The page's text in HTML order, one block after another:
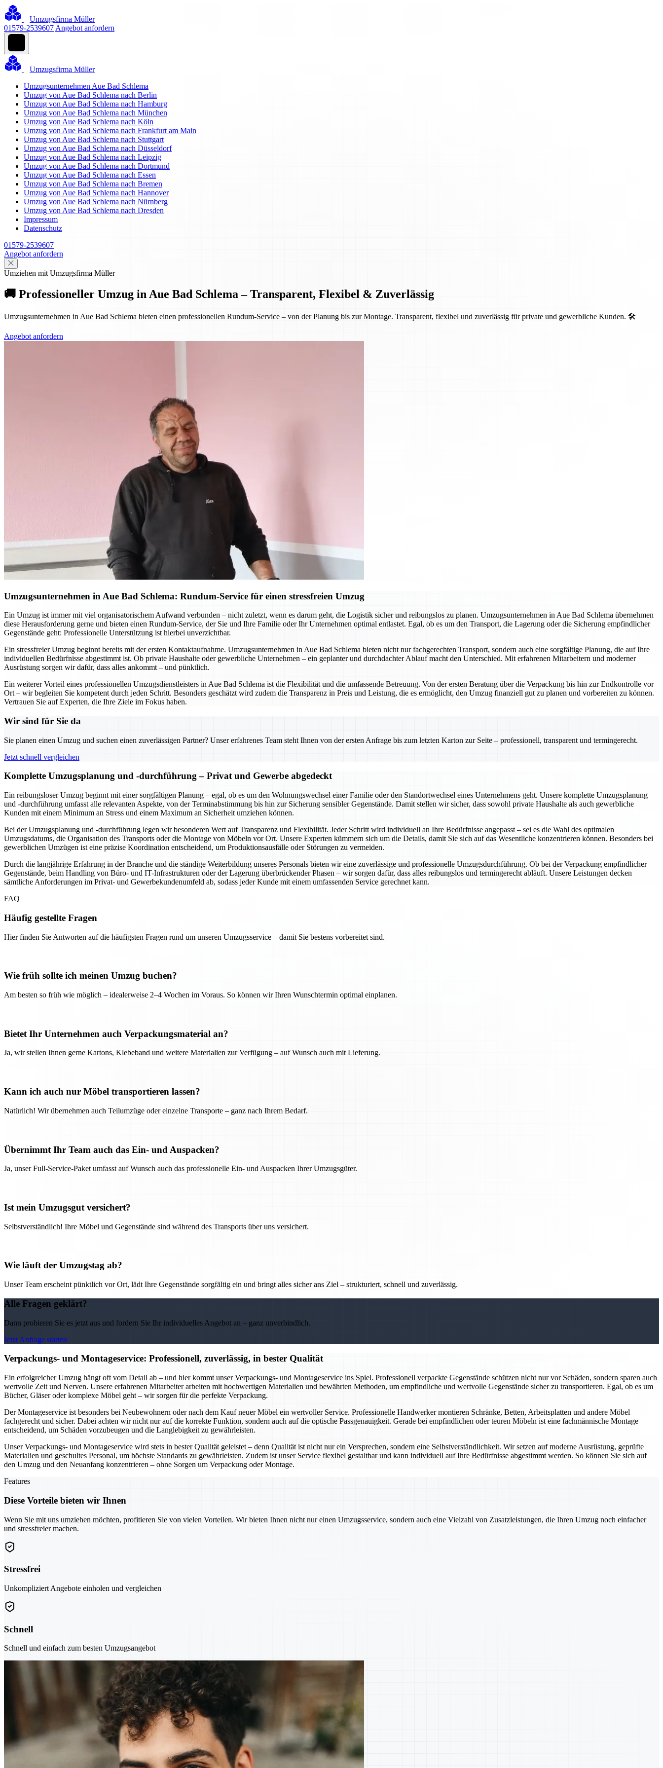
Umzugsfirma Müller
01579-2539607 Angebot anfordern
Umzugsfirma Müller
Umzugsunternehmen Aue Bad Schlema
Umzug von Aue Bad Schlema nach Berlin
Umzug von Aue Bad Schlema nach Hamburg
Umzug von Aue Bad Schlema nach München
Umzug von Aue Bad Schlema nach Köln
Umzug von Aue Bad Schlema nach Frankfurt am Main
Umzug von Aue Bad Schlema nach Stuttgart
Umzug von Aue Bad Schlema nach Düsseldorf
Umzug von Aue Bad Schlema nach Leipzig
Umzug von Aue Bad Schlema nach Dortmund
Umzug von Aue Bad Schlema nach Essen
Umzug von Aue Bad Schlema nach Bremen
Umzug von Aue Bad Schlema nach Hannover
Umzug von Aue Bad Schlema nach Nürnberg
Umzug von Aue Bad Schlema nach Dresden
Impressum
Datenschutz
01579-2539607
Angebot anfordern
Umziehen mit Umzugsfirma Müller
🚚 Professioneller Umzug in Aue Bad Schlema – Transparent, Flexibel & Zuverlässig
Umzugsunternehmen in Aue Bad Schlema bieten einen professionellen Rundum-Service – von der Planung bis zur Montage. Transparent, flexibel und zuverlässig für private und gewerbliche Kunden. 🛠️
Angebot anfordern
Umzugsunternehmen in Aue Bad Schlema: Rundum-Service für einen stressfreien Umzug
Ein Umzug ist immer mit viel organisatorischem Aufwand verbunden – nicht zuletzt, wenn es darum geht, die Logistik sicher und reibungslos zu planen. Umzugsunternehmen in Aue Bad Schlema übernehmen
diese Herausforderung gerne und bieten einen Rundum-Service, der Sie und Ihre Familie oder Ihr Unternehmen optimal entlastet. Egal, ob es um den Transport, die Lagerung oder die Sicherung empfindlicher
Gegenstände geht: Professionelle Unterstützung ist hierbei unverzichtbar.
Ein stressfreier Umzug beginnt bereits mit der ersten Kontaktaufnahme. Umzugsunternehmen in Aue Bad Schlema bieten nicht nur fachgerechten Transport, sondern auch eine sorgfältige Planung, die auf Ihre
individuellen Bedürfnisse abgestimmt ist. Ob private Haushalte oder gewerbliche Unternehmen – ein geplanter und durchdachter Ablauf macht den Unterschied. Mit erfahrenen Mitarbeitern und moderner
Ausrüstung sorgen wir dafür, dass alles ankommt – und pünktlich.
Ein weiterer Vorteil eines professionellen Umzugsdienstleisters in Aue Bad Schlema ist die Flexibilität und die umfassende Betreuung. Von der ersten Beratung über die Verpackung bis hin zur Endkontrolle vor
Ort – wir begleiten Sie kompetent durch jeden Schritt. Besonders geschätzt wird zudem die Transparenz in Preis und Leistung, die es ermöglicht, den Umzug finanziell gut zu planen und vorbereiten zu können.
Vertrauen Sie auf Experten, die Ihre Ziele im Fokus haben.
Wir sind für Sie da
Sie planen einen Umzug und suchen einen zuverlässigen Partner? Unser erfahrenes Team steht Ihnen von der ersten Anfrage bis zum letzten Karton zur Seite – professionell, transparent und termingerecht.
Jetzt schnell vergleichen
Komplette Umzugsplanung und -durchführung – Privat und Gewerbe abgedeckt
Ein reibungsloser Umzug beginnt mit einer sorgfältigen Planung – egal, ob es um den Wohnungswechsel einer Familie oder den Standortwechsel eines Unternehmens geht. Unsere komplette Umzugsplanung
und -durchführung umfasst alle relevanten Aspekte, von der Terminabstimmung bis hin zur Sicherung sensibler Gegenstände. Damit stellen wir sicher, dass sowohl private Haushalte als auch gewerbliche
Kunden mit einem Minimum an Stress und einem Maximum an Sicherheit umziehen können.
Bei der Umzugsplanung und -durchführung legen wir besonderen Wert auf Transparenz und Flexibilität. Jeder Schritt wird individuell an Ihre Bedürfnisse angepasst – sei es die Wahl des optimalen
Umzugsdatums, die Organisation des Transports oder die Montage von Möbeln vor Ort. Unsere Experten kümmern sich um die Details, damit Sie sich auf das Wesentliche konzentrieren können. Besonders bei
gewerblichen Umzügen ist eine präzise Koordination entscheidend, um Produktionsausfälle oder Störungen zu vermeiden.
Durch die langjährige Erfahrung in der Branche und die ständige Weiterbildung unseres Personals bieten wir eine zuverlässige und professionelle Umzugsdurchführung. Ob bei der Verpackung empfindlicher
Gegenstände, beim Handling von Büro- und IT-Infrastrukturen oder der Lagerung überbrückender Phasen – wir sorgen dafür, dass alles reibungslos und termingerecht abläuft. Unsere Leistungen decken
sämtliche Anforderungen im Privat- und Gewerbekundenumfeld ab, sodass jeder Kunde mit einem umfassenden Service gerechnet kann.
FAQ
Häufig gestellte Fragen
Hier finden Sie Antworten auf die häufigsten Fragen rund um unseren Umzugsservice – damit Sie bestens vorbereitet sind.
Wie früh sollte ich meinen Umzug buchen?
Am besten so früh wie möglich – idealerweise 2–4 Wochen im Voraus. So können wir Ihren Wunschtermin optimal einplanen.
Bietet Ihr Unternehmen auch Verpackungsmaterial an?
Ja, wir stellen Ihnen gerne Kartons, Klebeband und weitere Materialien zur Verfügung – auf Wunsch auch mit Lieferung.
Kann ich auch nur Möbel transportieren lassen?
Natürlich! Wir übernehmen auch Teilumzüge oder einzelne Transporte – ganz nach Ihrem Bedarf.
Übernimmt Ihr Team auch das Ein- und Auspacken?
Ja, unser Full-Service-Paket umfasst auf Wunsch auch das professionelle Ein- und Auspacken Ihrer Umzugsgüter.
Ist mein Umzugsgut versichert?
Selbstverständlich! Ihre Möbel und Gegenstände sind während des Transports über uns versichert.
Wie läuft der Umzugstag ab?
Unser Team erscheint pünktlich vor Ort, lädt Ihre Gegenstände sorgfältig ein und bringt alles sicher ans Ziel – strukturiert, schnell und zuverlässig.
Alle Fragen geklärt?
Dann probieren Sie es jetzt aus und fordern Sie Ihr individuelles Angebot an – ganz unverbindlich.
Jetzt Anfrage starten
Verpackungs- und Montageservice: Professionell, zuverlässig, in bester Qualität
Ein erfolgreicher Umzug hängt oft vom Detail ab – und hier kommt unser Verpackungs- und Montageservice ins Spiel. Professionell verpackte Gegenstände schützen nicht nur vor Schäden, sondern sparen auch
wertvolle Zeit und Nerven. Unsere erfahrenen Mitarbeiter arbeiten mit hochwertigen Materialien und bewährten Methoden, um empfindliche und wertvolle Gegenstände sicher zu transportieren. Egal, ob es um
Bücher, Gläser oder komplexe Möbel geht – wir sorgen für die perfekte Verpackung.
Der Montageservice ist besonders bei Neubewohnern oder nach dem Kauf neuer Möbel ein wertvoller Service. Professionelle Handwerker montieren Schränke, Betten, Arbeitsplatten und andere Möbel
fachgerecht und sicher. Dabei achten wir nicht nur auf die korrekte Funktion, sondern auch auf die optische Passgenauigkeit. Gerade bei empfindlichen oder teuren Möbeln ist eine fachmännische Montage
entscheidend, um Schäden vorzubeugen und die Langlebigkeit zu gewährleisten.
Unser Verpackungs- und Montageservice wird stets in bester Qualität geleistet – denn Qualität ist nicht nur ein Versprechen, sondern eine Selbstverständlichkeit. Wir setzen auf moderne Ausrüstung, geprüfte
Materialien und geschultes Personal, um höchste Standards zu gewährleisten. Zudem ist unser Service flexibel gestaltbar und kann individuell auf Ihre Bedürfnisse abgestimmt werden. So können Sie sich auf
den Umzug und den Neuanfang konzentrieren – ohne Sorgen um Verpackung oder Montage.
Features
Diese Vorteile bieten wir Ihnen
Wenn Sie mit uns umziehen möchten, profitieren Sie von vielen Vorteilen. Wir bieten Ihnen nicht nur einen Umzugsservice, sondern auch eine Vielzahl von Zusatzleistungen, die Ihren Umzug noch einfacher
und stressfreier machen.
Stressfrei
Unkompliziert Angebote einholen und vergleichen
Schnell
Schnell und einfach zum besten Umzugsangebot